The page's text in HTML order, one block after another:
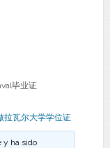
毕业证
拉瓦尔大学学位证
y ha sido